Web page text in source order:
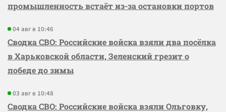
промышленность встаёт из-за остановки портов
04 авг в 10:46
Сводка СВО: Российские войска взяли два посёлка
в Харьковской области, Зеленский грезит о
победе до зимы
03 авг в 10:48
Сводка СВО: Российские войска взяли Ольговку,